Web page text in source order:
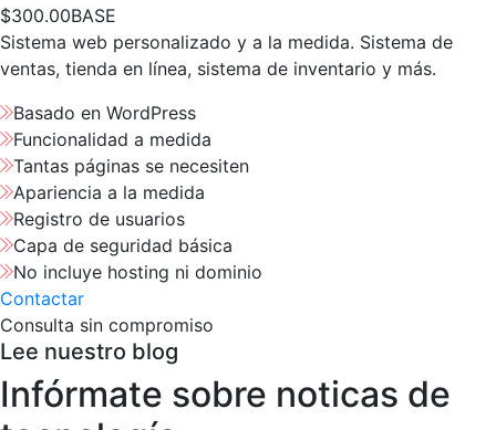
$300.00BASE
Sistema web personalizado y a la medida. Sistema de
ventas, tienda en línea, sistema de inventario y más.
Basado en WordPress
Funcionalidad a medida
Tantas páginas se necesiten
Apariencia a la medida
Registro de usuarios
Capa de seguridad básica
No incluye hosting ni dominio
Contactar
Consulta sin compromiso
Lee nuestro blog
Infórmate sobre noticas de